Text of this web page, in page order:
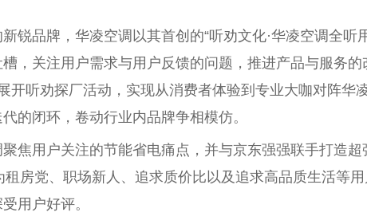
锐品牌，华凌空调以其首创的“听劝文化·华凌空调全听
，关注用户需求与用户反馈的问题，推进产品与服务的
开听劝探厂活动，实现从消费者体验到专业大咖对阵华
的闭环，卷动行业内品牌争相模仿。
焦用户关注的节能省电痛点，并与京东强强联手打造超
房党、职场新人、追求质价比以及追求高品质生活等
用户好评。